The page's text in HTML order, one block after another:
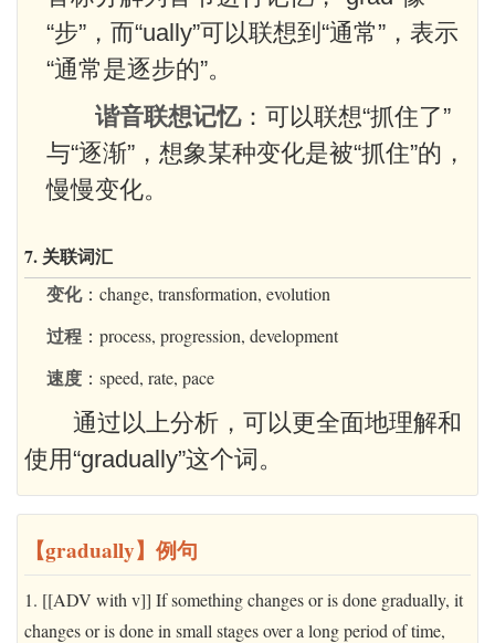
“步”，而“ually”可以联想到“通常”，表示
“通常是逐步的”。
谐音联想记忆：可以联想“抓住了”
与“逐渐”，想象某种变化是被“抓住”的，
慢慢变化。
7. 关联词汇
变化：change, transformation, evolution
过程 ：process, progression, development
速度 ：speed, rate, pace
通过以上分析，可以更全面地理解和
使用“gradually”这个词。
【gradually】例句
1. [[ADV with v]] If something changes or is done gradually, it
changes or is done in small stages over a long period of time,